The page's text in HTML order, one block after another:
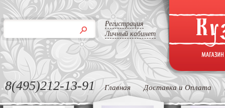
Регистрация
Личный кабинет
8(495)212-13-91 Главная Доставка и Оплата